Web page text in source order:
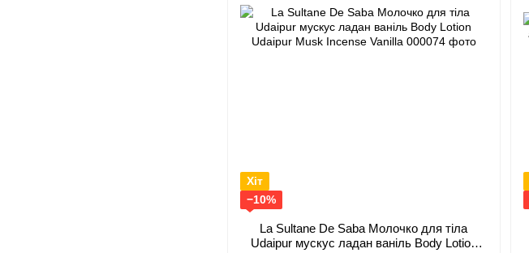
Хіт
−10%
La Sultanе De Saba Молочко для тіла
Udaipur мускус ладан ваніль Body Lotion